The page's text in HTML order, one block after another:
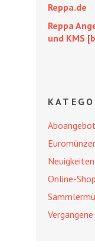
Reppa.de
Reppa
und KMS
Neuigkeiten
Online-